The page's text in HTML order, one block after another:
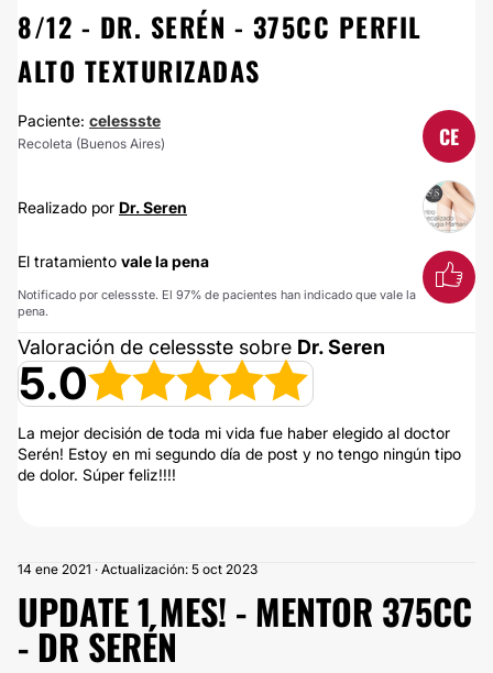
8/12 - DR. SERÉN - 375CC PERFIL
ALTO TEXTURIZADAS
Paciente: celessste
Recoleta (Buenos Aires) CE
Realizado por Dr. Seren
El tratamiento vale la pena
Notificado por celessste. El 97% de pacientes han indicado que vale la
pena.
Valoración de celessste sobre Dr. Seren
5.0
La mejor decisión de toda mi vida fue haber elegido al doctor
Serén! Estoy en mi segundo día de post y no tengo ningún tipo
de dolor. Súper feliz!!!!
14 ene 2021 · Actualización: 5 oct 2023
UPDATE 1 MES! - MENTOR 375CC
- DR SERÉN